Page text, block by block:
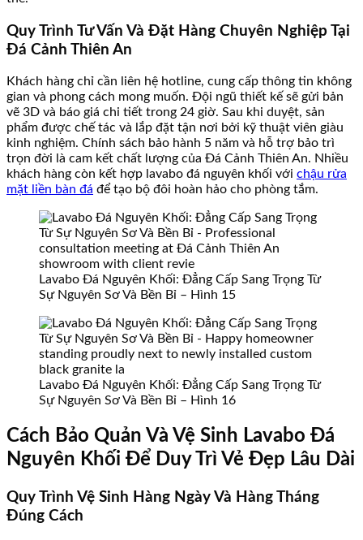
Quy Trình Tư Vấn Và Đặt Hàng Chuyên Nghiệp Tại
Đá Cảnh Thiên An
Khách hàng chỉ cần liên hệ hotline, cung cấp thông tin không
gian và phong cách mong muốn. Đội ngũ thiết kế sẽ gửi bản
vẽ 3D và báo giá chi tiết trong 24 giờ. Sau khi duyệt, sản
phẩm được chế tác và lắp đặt tận nơi bởi kỹ thuật viên giàu
kinh nghiệm. Chính sách bảo hành 5 năm và hỗ trợ bảo trì
trọn đời là cam kết chất lượng của Đá Cảnh Thiên An. Nhiều
khách hàng còn kết hợp lavabo đá nguyên khối với chậu rửa
mặt liền bàn đá để tạo bộ đôi hoàn hảo cho phòng tắm.
Lavabo Đá Nguyên Khối: Đẳng Cấp Sang Trọng Từ
Sự Nguyên Sơ Và Bền Bỉ – Hình 15
Lavabo Đá Nguyên Khối: Đẳng Cấp Sang Trọng Từ
Sự Nguyên Sơ Và Bền Bỉ – Hình 16
Cách Bảo Quản Và Vệ Sinh Lavabo Đá
Nguyên Khối Để Duy Trì Vẻ Đẹp Lâu Dài
Quy Trình Vệ Sinh Hàng Ngày Và Hàng Tháng
Đúng Cách